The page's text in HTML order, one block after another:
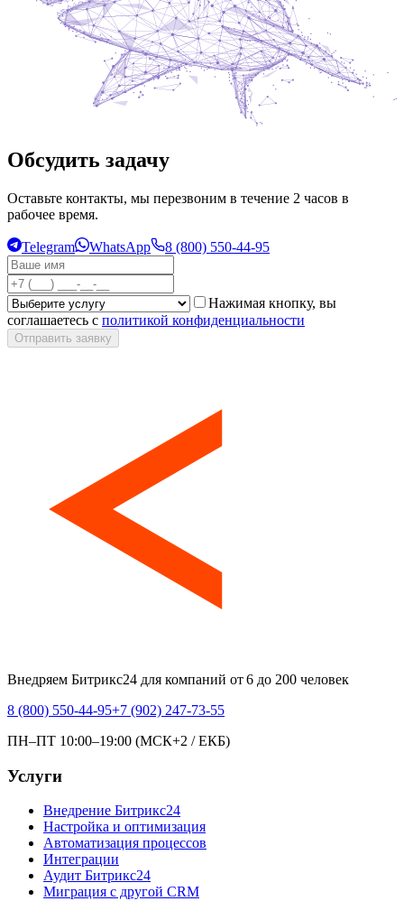
Обсудить задачу
Оставьте контакты, мы перезвоним в течение 2 часов в
рабочее время.
Telegram WhatsApp 8 (800) 550-44-95
Нажимая кнопку, вы
соглашаетесь с политикой конфиденциальности
Отправить заявку
Внедряем Битрикс24 для компаний от 6 до 200 человек
8 (800) 550-44-95+7 (902) 247-73-55
ПН–ПТ 10:00–19:00 (МСК+2 / ЕКБ)
Услуги
Внедрение Битрикс24
Настройка и оптимизация
Автоматизация процессов
Интеграции
Аудит Битрикс24
Миграция с другой CRM